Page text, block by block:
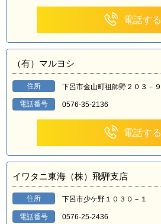
電話する
（有）マルヨシ
住所 下呂市金山町祖師野２０３－９
電話番号 0576-35-2136
電話する
イワタニ東海（株）飛騨支店
住所 下呂市少ケ野１０３０－１
電話番号 0576-25-2436